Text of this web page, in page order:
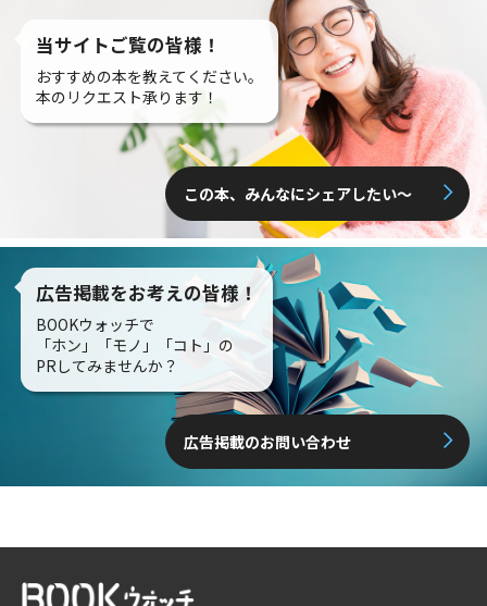
当サイトご覧の皆様！
おすすめの本を教えてください。
本のリクエスト承ります！
この本、みんなにシェアしたい〜
広告掲載をお考えの皆様！
BOOKウォッチで
「ホン」「モノ」「コト」の
PRしてみませんか？
広告掲載のお問い合わせ